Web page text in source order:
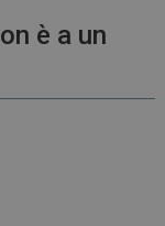
è a un